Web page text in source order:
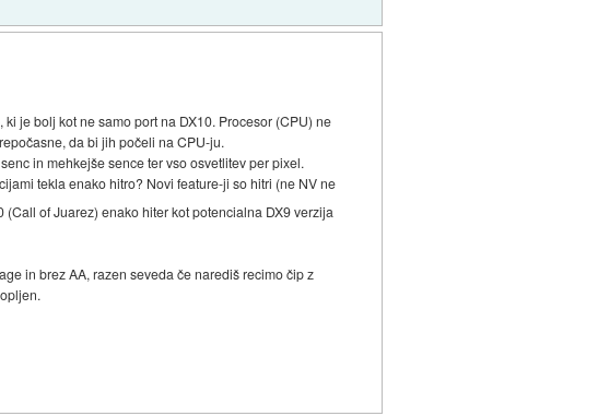
je bolj kot ne samo port na DX10. Procesor (CPU) ne
da bi jih počeli na CPU-ju.
in mehkejše sence ter vso osvetlitev per pixel.
tekla enako hitro? Novi feature-ji so hitri (ne NV ne
of Juarez) enako hiter kot potencialna DX9 verzija
in brez AA, razen seveda če narediš recimo čip z